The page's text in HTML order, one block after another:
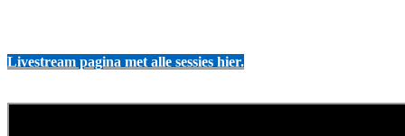
Livestream pagina met alle sessies hier.